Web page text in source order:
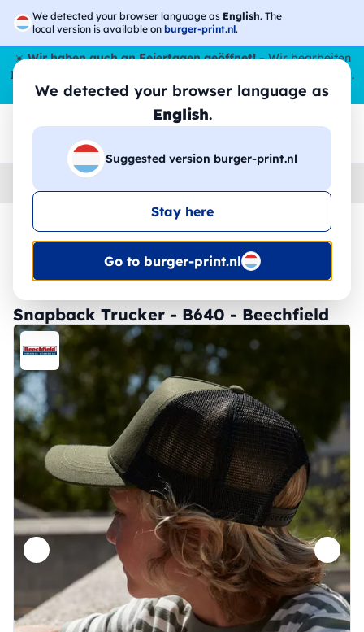
We detected your browser language as English. The
local version is available on burger-print.nl.
We detected your browser language as
English.
Suggested version burger-print.nl
Stay here
Go to burger-print.nl
☀️Wir haben auch an Feiertagen geöffnet!– Wir bearbeiten
Ihre Bestellungen den ganzen Sommer über,
sogar im August.
😎🌴
Home
🔥 -30 % DTF-Druck
Snapback Trucker - B640 - Beechfield